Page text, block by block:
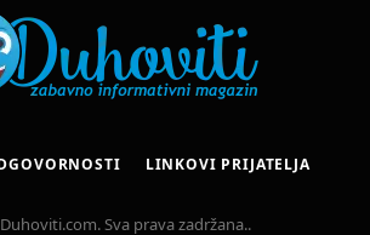
LINKOVI PRIJATELJA
Sva prava zadržana..